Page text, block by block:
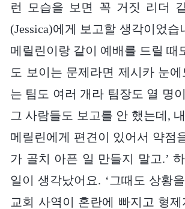
런 모습을 보면 꼭 거짓 리더
(Jessica)에게 보고할 생각이었
메릴린이랑 같이 예배를 드릴 때
도 보이는 문제라면 제시카 눈
는 팀도 여러 개라 팀장도 열 명
그 사람들도 보고를 안 했는데,
메릴린에게 편견이 있어서 약점
가 골치 아픈 일 만들지 말고.’
일이 생각났어요. ‘그때도 상황
교회 사역이 혼란에 빠지고 형